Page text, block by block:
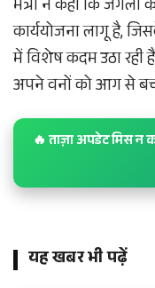
मंत्री ने कहा कि जंगलों
कार्ययोजना लागू है,
में विशेष कदम उठा रही
अपने वनों को आग से
🔥 ताज़ा अपडेट मिस
यह खबर भी पढ़ें